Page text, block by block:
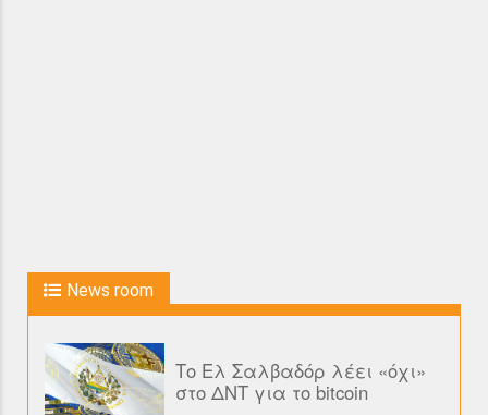
News room
Το Ελ Σαλβαδόρ λέει «όχι»
στο ΔΝΤ για το bitcoin